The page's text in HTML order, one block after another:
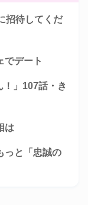
招待してくだ
でデート
！」107話・き
は
っと「忠誠の